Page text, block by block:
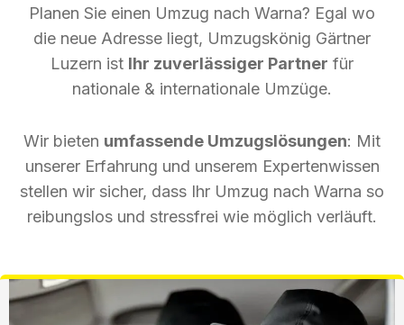
Planen Sie einen Umzug nach Warna? Egal wo
die neue Adresse liegt, Umzugskönig Gärtner
Luzern ist Ihr zuverlässiger Partner für
nationale & internationale Umzüge.
Wir bieten umfassende Umzugslösungen: Mit
unserer Erfahrung und unserem Expertenwissen
stellen wir sicher, dass Ihr Umzug nach Warna so
reibungslos und stressfrei wie möglich verläuft.